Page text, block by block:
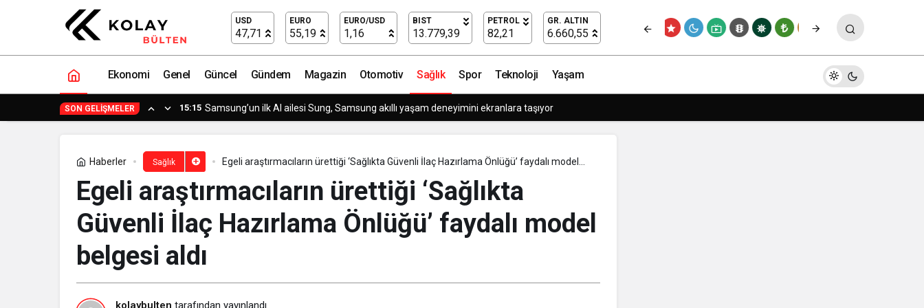
USD
47,71
EURO
55,19
EURO/USD
1,16
BIST
13.779,39
PETROL
82,21
GR. ALTIN
6.660,55
Ekonomi Genel Güncel Gündem Magazin Otomotiv Sağlık Spor Teknoloji Yaşam
SON GELIŞMELER
Haberler Sağlık
Egeli araştırmacıların ürettiği ‘Sağlıkta Güvenli İlaç Hazırlama Önlüğü’ faydalı model
Egeli araştırmacıların ürettiği ‘Sağlıkta
Güvenli İlaç Hazırlama Önlüğü’ faydalı model
belgesi aldı
kolaybulten tarafından yayınlandı
Şiddetli kalça ağrısına kalıcı yöntem: Kalça protezi Yorum Yap Paylaş